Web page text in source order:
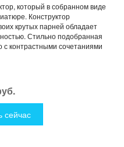
который в собранном виде
Конструктор
крутых парней обладает
Стильно подобранная
с контрастными сочетаниями
сейчас